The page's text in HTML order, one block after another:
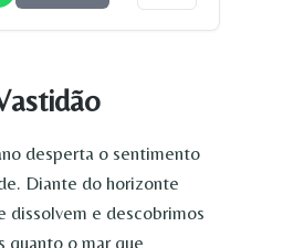
desperta o sentimento
Diante do horizonte
dissolvem e descobrimos
quanto o mar que